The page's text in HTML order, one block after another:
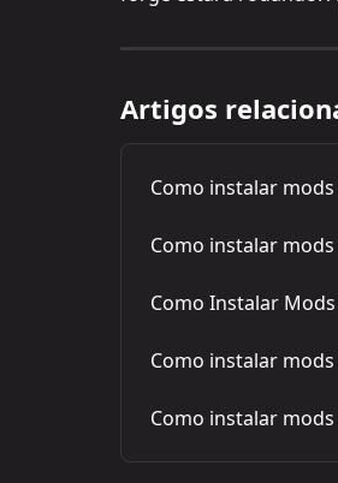
Artigos
Como instalar
Como instalar
Como Instalar
Como instalar
Como instalar